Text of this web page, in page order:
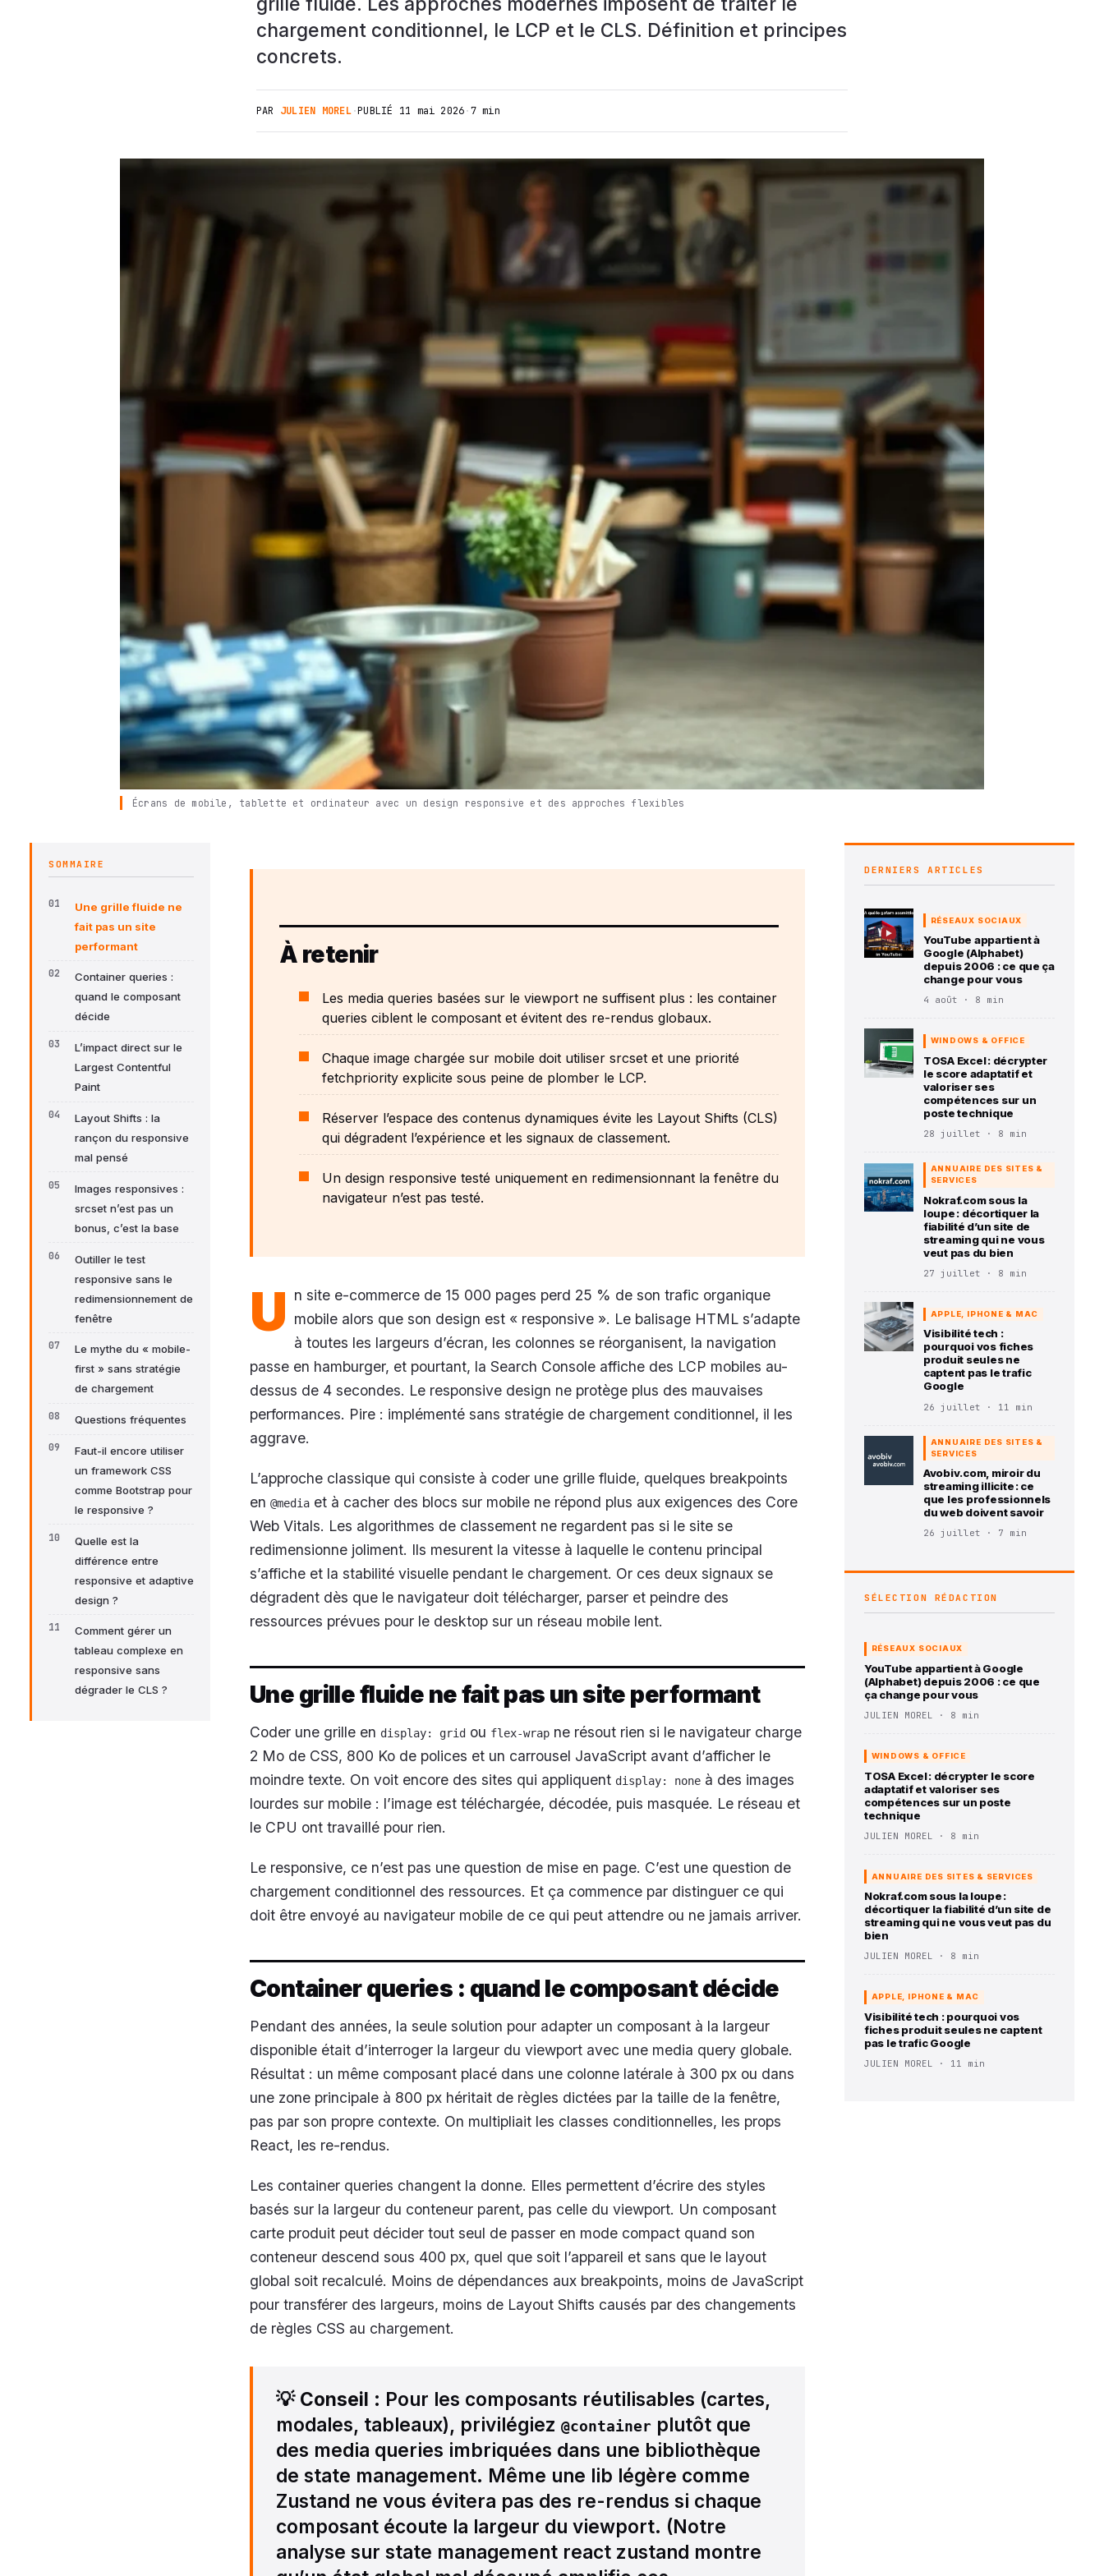
chargement conditionnel, le LCP et le CLS. Définition et principes
concrets.
PAR JULIEN MOREL·PUBLIÉ 11 mai 2026·7 min
Écrans de mobile, tablette et ordinateur avec un design responsive et des approches flexibles
SOMMAIRE
Une grille fluide ne
fait pas un site
performant
Container queries :
quand le composant
décide
L’impact direct sur le
Largest Contentful
Paint
Layout Shifts : la
rançon du responsive
mal pensé
Images responsives :
srcset n’est pas un
bonus, c’est la base
Outiller le test
responsive sans le
redimensionnement de
fenêtre
Le mythe du « mobile-
first » sans stratégie
de chargement
Questions fréquentes
Faut-il encore utiliser
un framework CSS
comme Bootstrap pour
le responsive ?
Quelle est la
différence entre
responsive et adaptive
design ?
Comment gérer un
tableau complexe en
responsive sans
dégrader le CLS ?
À retenir
Les media queries basées sur le viewport ne suffisent plus : les container
queries ciblent le composant et évitent des re-rendus globaux.
Chaque image chargée sur mobile doit utiliser srcset et une priorité
fetchpriority explicite sous peine de plomber le LCP.
Réserver l’espace des contenus dynamiques évite les Layout Shifts (CLS)
qui dégradent l’expérience et les signaux de classement.
Un design responsive testé uniquement en redimensionnant la fenêtre du
navigateur n’est pas testé.
U n site e-commerce de 15 000 pages perd 25 % de son trafic organique
mobile alors que son design est « responsive ». Le balisage HTML s’adapte
à toutes les largeurs d’écran, les colonnes se réorganisent, la navigation
passe en hamburger, et pourtant, la Search Console affiche des LCP mobiles au-
dessus de 4 secondes. Le responsive design ne protège plus des mauvaises
performances. Pire : implémenté sans stratégie de chargement conditionnel, il les
aggrave.
L’approche classique qui consiste à coder une grille fluide, quelques breakpoints
en @media et à cacher des blocs sur mobile ne répond plus aux exigences des Core
Web Vitals. Les algorithmes de classement ne regardent pas si le site se
redimensionne joliment. Ils mesurent la vitesse à laquelle le contenu principal
s’affiche et la stabilité visuelle pendant le chargement. Or ces deux signaux se
dégradent dès que le navigateur doit télécharger, parser et peindre des
ressources prévues pour le desktop sur un réseau mobile lent.
Une grille fluide ne fait pas un site performant
Coder une grille en display: grid ou flex-wrap ne résout rien si le navigateur charge
2 Mo de CSS, 800 Ko de polices et un carrousel JavaScript avant d’afficher le
moindre texte. On voit encore des sites qui appliquent display: none à des images
lourdes sur mobile : l’image est téléchargée, décodée, puis masquée. Le réseau et
le CPU ont travaillé pour rien.
Le responsive, ce n’est pas une question de mise en page. C’est une question de
chargement conditionnel des ressources. Et ça commence par distinguer ce qui
doit être envoyé au navigateur mobile de ce qui peut attendre ou ne jamais arriver.
Container queries : quand le composant décide
Pendant des années, la seule solution pour adapter un composant à la largeur
disponible était d’interroger la largeur du viewport avec une media query globale.
Résultat : un même composant placé dans une colonne latérale à 300 px ou dans
une zone principale à 800 px héritait de règles dictées par la taille de la fenêtre,
pas par son propre contexte. On multipliait les classes conditionnelles, les props
React, les re-rendus.
Les container queries changent la donne. Elles permettent d’écrire des styles
basés sur la largeur du conteneur parent, pas celle du viewport. Un composant
carte produit peut décider tout seul de passer en mode compact quand son
conteneur descend sous 400 px, quel que soit l’appareil et sans que le layout
global soit recalculé. Moins de dépendances aux breakpoints, moins de JavaScript
pour transférer des largeurs, moins de Layout Shifts causés par des changements
de règles CSS au chargement.
💡 Conseil : Pour les composants réutilisables (cartes,
modales, tableaux), privilégiez @container plutôt que
des media queries imbriquées dans une bibliothèque
de state management. Même une lib légère comme
Zustand ne vous évitera pas des re-rendus si chaque
composant écoute la largeur du viewport. (Notre
analyse sur state management react zustand montre
DERNIERS ARTICLES
RÉSEAUX SOCIAUX
YouTube appartient à
Google (Alphabet)
depuis 2006 : ce que ça
change pour vous
4 août · 8 min
WINDOWS & OFFICE
TOSA Excel : décrypter
le score adaptatif et
valoriser ses
compétences sur un
poste technique
28 juillet · 8 min
ANNUAIRE DES SITES &
SERVICES
Nokraf.com sous la
loupe : décortiquer la
fiabilité d’un site de
streaming qui ne vous
veut pas du bien
27 juillet · 8 min
APPLE, IPHONE & MAC
Visibilité tech :
pourquoi vos fiches
produit seules ne
captent pas le trafic
Google
26 juillet · 11 min
ANNUAIRE DES SITES &
SERVICES
Avobiv.com, miroir du
streaming illicite : ce
que les professionnels
du web doivent savoir
26 juillet · 7 min
SÉLECTION RÉDACTION
RÉSEAUX SOCIAUX
YouTube appartient à Google
(Alphabet) depuis 2006 : ce que
ça change pour vous
JULIEN MOREL · 8 min
WINDOWS & OFFICE
TOSA Excel : décrypter le score
adaptatif et valoriser ses
compétences sur un poste
technique
JULIEN MOREL · 8 min
ANNUAIRE DES SITES & SERVICES
Nokraf.com sous la loupe :
décortiquer la fiabilité d’un site de
streaming qui ne vous veut pas du
bien
JULIEN MOREL · 8 min
APPLE, IPHONE & MAC
Visibilité tech : pourquoi vos
fiches produit seules ne captent
pas le trafic Google
JULIEN MOREL · 11 min